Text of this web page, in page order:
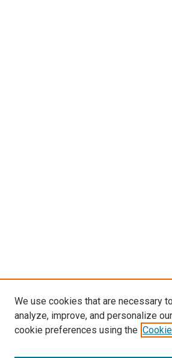
We use cookies that are necessary
analyze, improve, and personalize
cookie preferences using the